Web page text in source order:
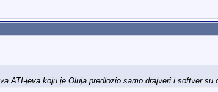
ATI-jeva koju je Oluja predlozio samo drajveri i softver su